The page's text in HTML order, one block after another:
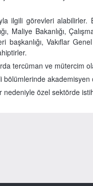
ilgili görevleri
Maliye Bakanlığı,
başkanlığı, Vakıflar
tercüman ve mütercim
akademisyen
özel sektörde